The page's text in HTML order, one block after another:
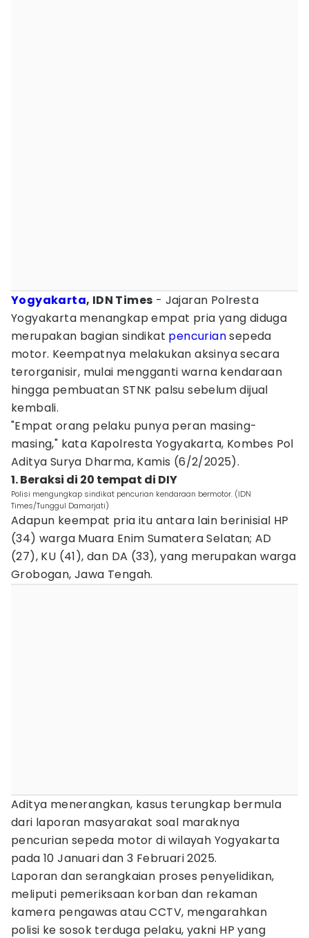
Yogyakarta, IDN Times - Jajaran Polresta
Yogyakarta menangkap empat pria yang diduga
merupakan bagian sindikat pencuriansepeda
motor. Keempatnya melakukan aksinya secara
terorganisir, mulai mengganti warna kendaraan
hingga pembuatan STNK palsu sebelum dijual
kembali.
"Empat orang pelaku punya peran masing-
masing," kata Kapolresta Yogyakarta, Kombes Pol
Aditya Surya Dharma, Kamis (6/2/2025).
1. Beraksi di 20 tempat di DIY
Polisi mengungkap sindikat pencurian kendaraan bermotor. (IDN
Times/Tunggul Damarjati)
Adapun keempat pria itu antara lain berinisial HP
(34) warga Muara Enim Sumatera Selatan; AD
(27), KU (41), dan DA (33), yang merupakan warga
Grobogan, Jawa Tengah.
Aditya menerangkan, kasus terungkap bermula
dari laporan masyarakat soal maraknya
pencurian sepeda motor di wilayah Yogyakarta
pada 10 Januari dan 3 Februari 2025.
Laporan dan serangkaian proses penyelidikan,
meliputi pemeriksaan korban dan rekaman
kamera pengawas atau CCTV, mengarahkan
polisi ke sosok terduga pelaku, yakni HP yang